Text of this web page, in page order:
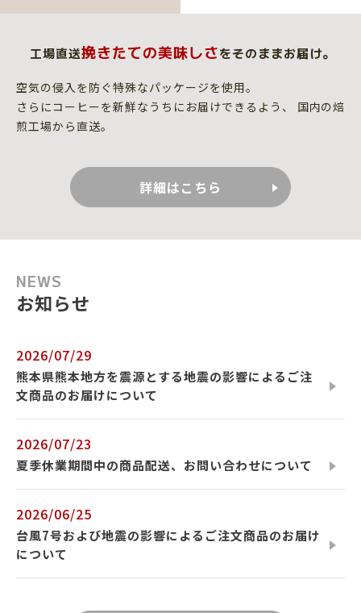
工場直送挽きたての美味しさをそのままお届け。
空気の侵入を防ぐ特殊なパッケージを使用。
さらにコーヒーを新鮮なうちにお届けできるよう、
国内の焙
煎工場から直送。
詳細はこちら
NEWS
お知らせ
2026/07/29
熊本県熊本地方を震源とする地震の影響によるご注
文商品のお届けについて
2026/07/23
夏季休業期間中の商品配送、お問い合わせについて
2026/06/25
台風7号および地震の影響によるご注文商品のお届け
について